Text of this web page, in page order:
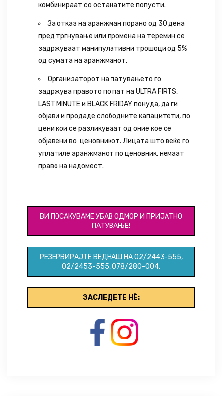
комбинираат со останатите попусти.
За отказ на аранжман порано од 30 дена
пред тргнување или промена на теремин се
задржуваат манипулативни трошоци од 5%
од сумата на аранжманот.
Организаторот на патувањето го
задржува правото по пат на ULTRA FIRTS,
LAST MINUTE и BLACK FRIDAY понуда, да ги
објави и продаде слободните капацитети, по
цени кои се разликуваат од оние кое се
објавени во ценовникот. Лицата што веќе го
уплатиле аранжманот по ценовник, немаат
право на надомест.
ВИ ПОСАКУВАМЕ УБАВ ОДМОР И ПРИЈАТНО
ПАТУВАЊЕ!
РЕЗЕРВИРАЈТЕ ВЕДНАШ НА 02/2443-555,
02/2453-555, 078/280-004.
ЗАСЛЕДЕТЕ НЀ: